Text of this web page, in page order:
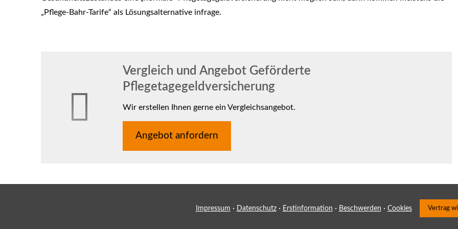
„Pflege-Bahr-Tarife“ als Lösungsalternative infrage.
Vergleich und Angebot Geförderte
Pflegetagegeldversicherung
Wir erstellen Ihnen gerne ein Vergleichsangebot.
An­ge­bot an­for­dern
Impressum · Datenschutz· Erstinformation · Beschwerden · Cookies Vertrag